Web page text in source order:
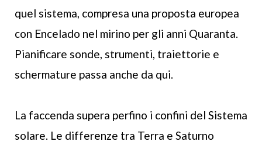
quel sistema, compresa una proposta europea
con Encelado nel mirino per gli anni Quaranta.
Pianificare sonde, strumenti, traiettorie e
schermature passa anche da qui.
La faccenda supera perfino i confini del Sistema
solare. Le differenze tra Terra e Saturno